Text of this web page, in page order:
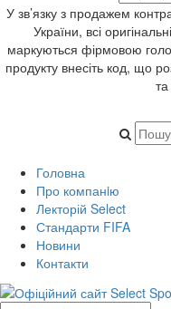
У зв’язку з продажем
України, всі
маркуються фірмовою
продукту внесіть код, що
та
Головна
Про компанiю
Лекторій Select
Стандарти FIFA
Новини
Контакти